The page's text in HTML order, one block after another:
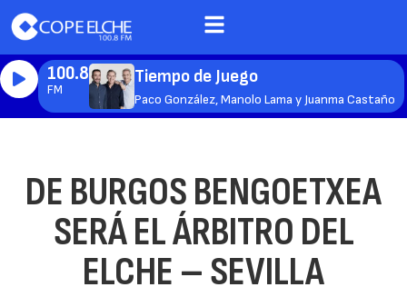
100.8
FM
Tiempo de Juego
Paco González, Manolo Lama y Juanma Castaño
DE BURGOS BENGOETXEA
SERÁ EL ÁRBITRO DEL
ELCHE – SEVILLA